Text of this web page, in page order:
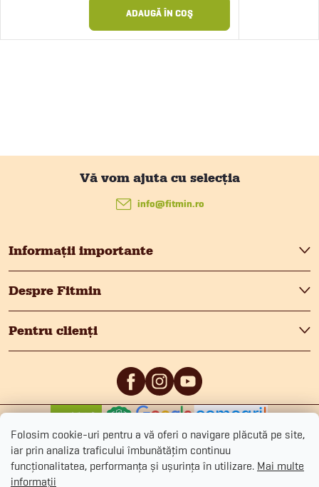
Folosim cookie-uri pentru a vă oferi o navigare plăcută pe site,
iar prin analiza traficului îmbunătățim continuu
funcționalitatea, performanța și ușurința în utilizare. Mai multe
informații
ADAUGĂ ÎN COŞ
b
s
o
Informații importante
Despre Fitmin
Pentru clienți
info@fitmin.ro
0/5 0/5